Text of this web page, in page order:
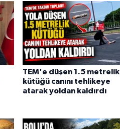
TEM'e düşen 1.5 metrelik
kütüğü canını tehlikeye
atarak yoldan kaldırdı